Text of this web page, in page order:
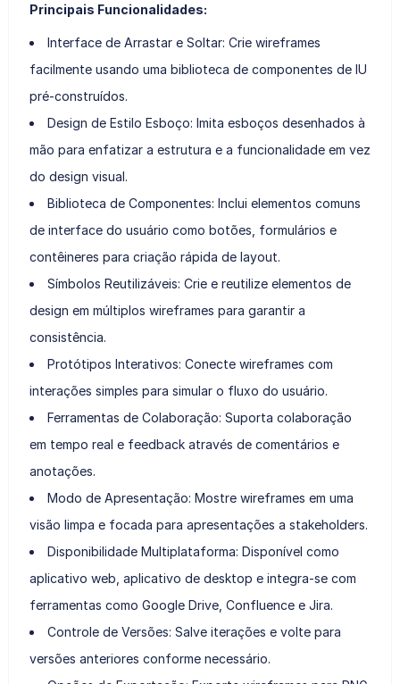
Principais Funcionalidades:
Interface de Arrastar e Soltar: Crie wireframes
facilmente usando uma biblioteca de componentes de IU
pré-construídos.
Design de Estilo Esboço: Imita esboços desenhados à
mão para enfatizar a estrutura e a funcionalidade em vez
do design visual.
Biblioteca de Componentes: Inclui elementos comuns
de interface do usuário como botões, formulários e
contêineres para criação rápida de layout.
Símbolos Reutilizáveis: Crie e reutilize elementos de
design em múltiplos wireframes para garantir a
consistência.
Protótipos Interativos: Conecte wireframes com
interações simples para simular o fluxo do usuário.
Ferramentas de Colaboração: Suporta colaboração
em tempo real e feedback através de comentários e
anotações.
Modo de Apresentação: Mostre wireframes em uma
visão limpa e focada para apresentações a stakeholders.
Disponibilidade Multiplataforma: Disponível como
aplicativo web, aplicativo de desktop e integra-se com
ferramentas como Google Drive, Confluence e Jira.
Controle de Versões: Salve iterações e volte para
versões anteriores conforme necessário.